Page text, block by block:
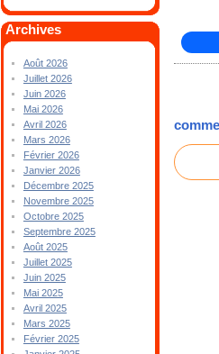
Archives
Août 2026
Juillet 2026
Juin 2026
Mai 2026
Avril 2026
Mars 2026
Février 2026
Janvier 2026
Décembre 2025
Novembre 2025
Octobre 2025
Septembre 2025
Août 2025
Juillet 2025
Juin 2025
Mai 2025
Avril 2025
Mars 2025
Février 2025